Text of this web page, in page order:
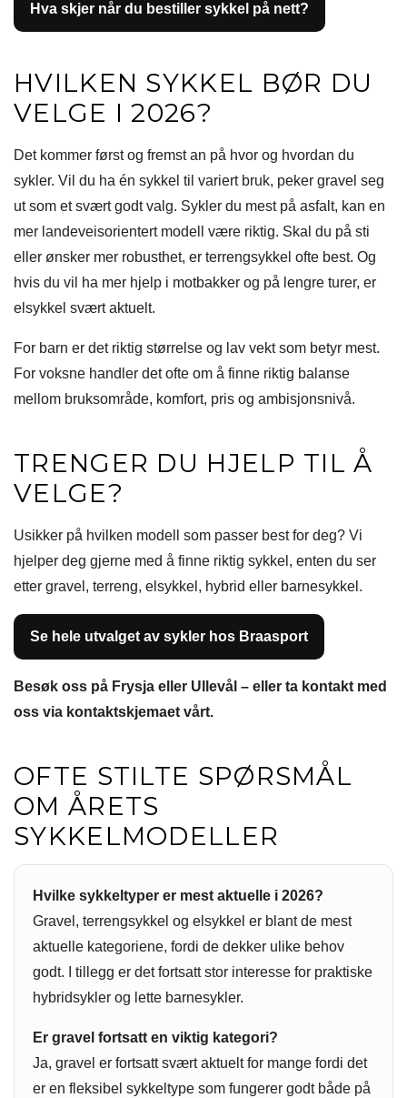
Hva skjer når du bestiller sykkel på nett?
HVILKEN SYKKEL BØR DU
VELGE I 2026?
Det kommer først og fremst an på hvor og hvordan du
sykler. Vil du ha én sykkel til variert bruk, peker gravel seg
ut som et svært godt valg. Sykler du mest på asfalt, kan en
mer landeveisorientert modell være riktig. Skal du på sti
eller ønsker mer robusthet, er terrengsykkel ofte best. Og
hvis du vil ha mer hjelp i motbakker og på lengre turer, er
elsykkel svært aktuelt.
For barn er det riktig størrelse og lav vekt som betyr mest.
For voksne handler det ofte om å finne riktig balanse
mellom bruksområde, komfort, pris og ambisjonsnivå.
TRENGER DU HJELP TIL Å
VELGE?
Usikker på hvilken modell som passer best for deg? Vi
hjelper deg gjerne med å finne riktig sykkel, enten du ser
etter gravel, terreng, elsykkel, hybrid eller barnesykkel.
Se hele utvalget av sykler hos Braasport
Besøk oss på Frysja eller Ullevål – eller ta kontakt med
oss via kontaktskjemaet vårt.
OFTE STILTE SPØRSMÅL
OM ÅRETS
SYKKELMODELLER
Hvilke sykkeltyper er mest aktuelle i 2026?
Gravel, terrengsykkel og elsykkel er blant de mest
aktuelle kategoriene, fordi de dekker ulike behov
godt. I tillegg er det fortsatt stor interesse for praktiske
hybridsykler og lette barnesykler.
Er gravel fortsatt en viktig kategori?
Ja, gravel er fortsatt svært aktuelt for mange fordi det
er en fleksibel sykkeltype som fungerer godt både på